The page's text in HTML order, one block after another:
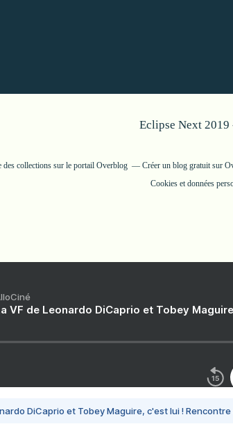
Eclipse Next
collectionssur le portail Overblog Créer un blog gratuit sur
Cookies et données
VF de Leonardo DiCaprio et Tobey
DiCaprio et Tobey Maguire, c'est lui !